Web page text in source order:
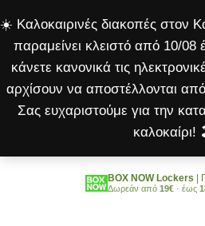
☀️ Καλοκαιρινές διακοπές στον
παραμείνει κλειστό από 10/
κάνετε κανονικά τις
αρχίσουν να αποστέλλονται
Σας ευχαριστούμε για την
στο
περιεχόμενο
BOX NOW Lockers |
Δωρεάν από 19€ · έως
50gr
ποσότητα